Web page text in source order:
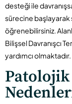
desteği ile
sürecine başlayarak
öğrenebilirsiniz.
Bilişsel Davranışcı
yardımcı olmaktadır.